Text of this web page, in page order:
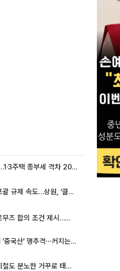
종부세 개편에도…1·3주택 종부세 격차 2028년부터 확대
미국, 가상자산 포괄 규제 속도…상원, ‘클래리티법’ 9월 절차투표 추진
이란, 미국에 호르무즈 합의 조건 제시…美 “경기 아직 안 끝나” [종합]
맥북 품은 삼성에 ‘중국산’ 맹추격⋯커지는 노트북 OLED 시장
서경덕 교수, 김희철도 분노한 거꾸로 태극기⋯"엉터리는 아냐, 아쉬울 뿐"